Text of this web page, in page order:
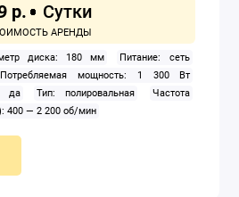
р.
диска: 180 мм
Питание: сеть
Потребляемая мощность: 1 300 Вт
да
Тип: полировальная
Частота
400 — 2 200 об/мин